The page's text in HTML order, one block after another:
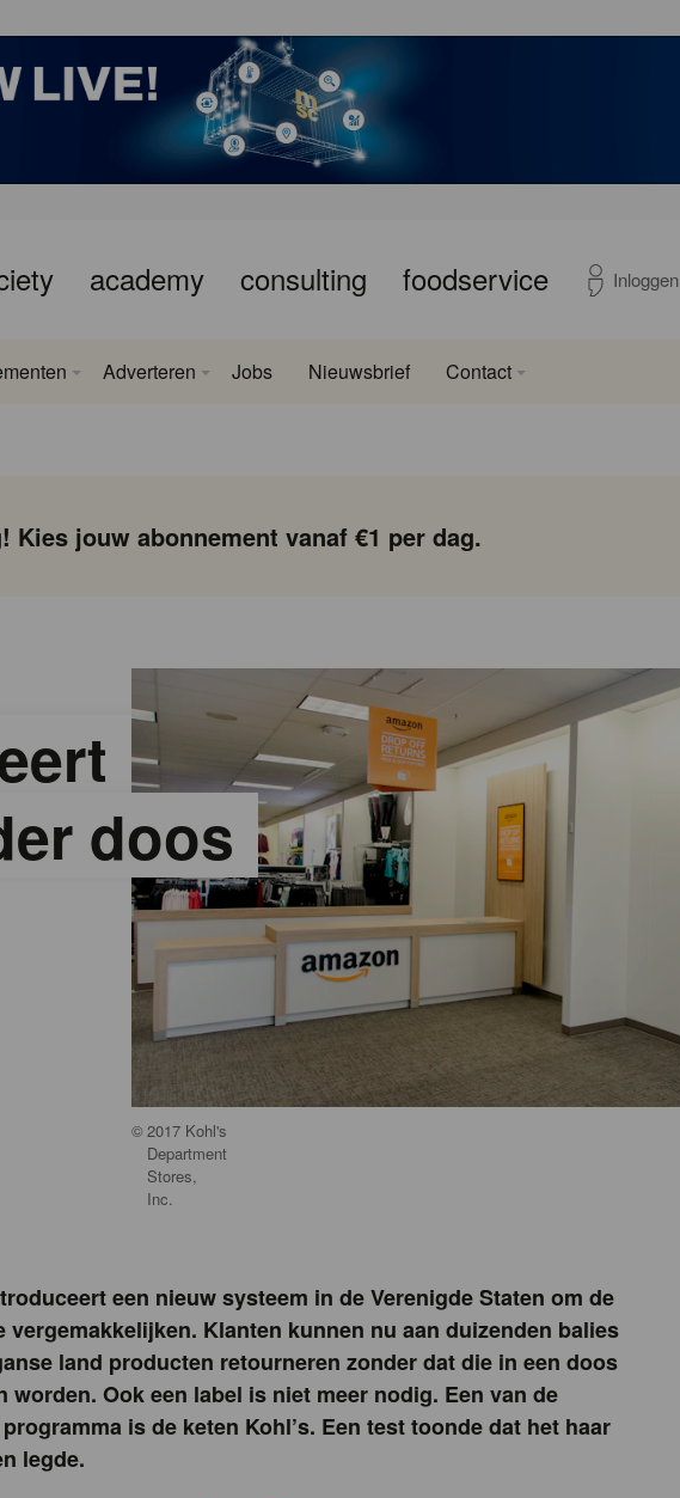
academy consulting foodservice Inloggen
Adverteren Jobs Nieuwsbrief Contact
Kies jouw abonnement vanaf €1 per dag.
doos
©2017 Kohl's
Department
Stores,
Inc.
een nieuw systeem in de Verenigde Staten om de
vergemakkelijken. Klanten kunnen nu aan duizenden balies
land producten retourneren zonder dat die in een doos
worden. Ook een label is niet meer nodig. Een van de
is de keten Kohl’s. Een test toonde dat het haar
legde.